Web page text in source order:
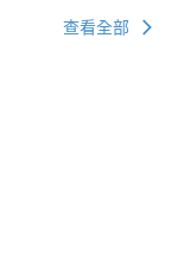
查看全部